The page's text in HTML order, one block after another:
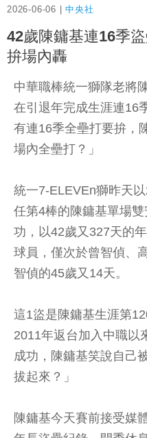
2026-06-06 |中央社
42歲陳鏞基連16季
拚場內轟
中華職棒統一獅隊老將
在引退年完成生涯連16
有連16季全壘打要拚，
場內全壘打？」
統一7-ELEVEn獅昨天
任第4棒的陳鏞基單場
功，以42歲又327天的
球員，僅次於曾智偵、
智偵的45歲又14天。
這1盜是陳鏞基生涯第
2011年返台加入中職以
成功，陳鏞基笑說自己
拔起來？」
陳鏞基今天賽前接受媒